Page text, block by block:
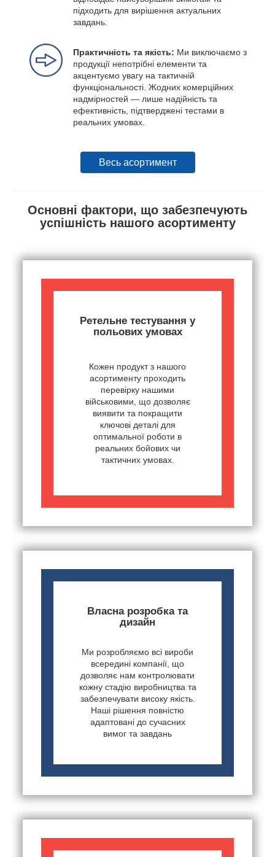
підходить для вирішення актуальних
завдань.
Практичність та якість: Ми виключаємо з
продукції непотрібні елементи та
акцентуємо увагу на тактичній
функціональності. Жодних комерційних
надмірностей — лише надійність та
ефективність, підтверджені тестами в
реальних умовах.
Весь асортимент
Основні фактори, що забезпечують
успішність нашого асортименту
Ретельне тестування у
польових умовах
Кожен продукт з нашого
асортименту проходить
перевірку нашими
військовими, що дозволяє
виявити та покращити
ключові деталі для
оптимальної роботи в
реальних бойових чи
тактичних умовах.
Власна розробка та
дизайн
Ми розробляємо всі вироби
всередині компанії, що
дозволяє нам контролювати
кожну стадію виробництва та
забезпечувати високу якість.
Наші рішення повністю
адаптовані до сучасних
вимог та завдань